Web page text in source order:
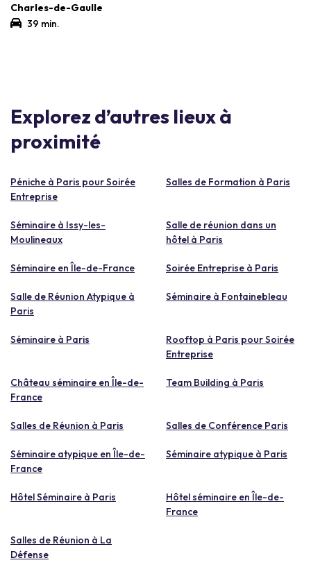
Charles-de-Gaulle
39 min.
Explorez d’autres lieux à
proximité
Péniche à Paris pour Soirée
Entreprise
Salles de Formation à Paris
Séminaire à Issy-les-
Moulineaux
Salle de réunion dans un
hôtel à Paris
Séminaire en Île-de-France Soirée Entreprise à Paris
Salle de Réunion Atypique à
Paris
Séminaire à Fontainebleau
Séminaire à Paris
Rooftop à Paris pour Soirée
Entreprise
Château séminaire en Île-de-
France
Team Building à Paris
Salles de Réunion à Paris Salles de Conférence Paris
Séminaire atypique en Île-de-
France
Séminaire atypique à Paris
Hôtel Séminaire à Paris
Hôtel séminaire en Île-de-
France
Salles de Réunion à La
Défense